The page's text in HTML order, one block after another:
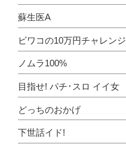
蘇生医A
ビワコの10万円チャレンジ
ノムラ100%
目指せ! パチ･スロ イイ女
どっちのおかげ
下世話イド!